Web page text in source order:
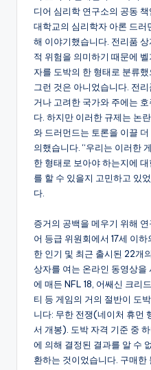
디어 심리학 연구소의 공동
대학교의 심리학자 아론 드러
해 이야기했습니다. 전리품
적 위험을 의미하기 때문에
자를 도박의 한 형태로 분류
그런 것은 아니었습니다. 전
거나 고려한 국가와 주에는
다. 하지만 이러한 규제는 논
와 드러먼드는 토론을 이끌
의했습니다. “우리는 이러한
한 형태로 보아야 하는지에
를 할 수 있을지 고민하고 있
다.
증거의 공백을 메우기 위해
어 등급 위원회에서 17세 이
한 인기 및 최근 출시된 22개
상자를 여는 온라인 동영상을
에 매든 NFL 18, 어쌔신 크리
티 등 게임의 거의 절반이 도
니다: 무한 전쟁(네이처 휴먼
서 개봉). 도박 자격 기준 중
에 의해 결정된 결과를 알 수
환하는 것이었습니다. 구매